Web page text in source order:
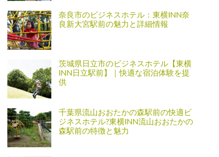
奈良市のビジネスホテル：東横INN奈
良新大宮駅前の魅力と詳細情報
茨城県日立市のビジネスホテル【東横
INN日立駅前】｜快適な宿泊体験を提
供
千葉県流山おおたかの森駅前の快適ビ
ジネスホテル?東横INN流山おおたかの
森駅前の特徴と魅力